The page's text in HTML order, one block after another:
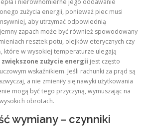
i nierównomierne jego oddawanie
zużycia energii, ponieważ piec musi
aby utrzymać odpowiednią
zapach może być również spowodowany
resztek potu, olejków eterycznych czy
które w wysokiej temperaturze ulegają
zwiększone zużycie energii jest często
wskaźnikiem. Jeśli rachunki za prąd są
a nie zmieniły się nawyki użytkowania
mogą być tego przyczyną, wymuszając na
obrotach.
wymiany – czynniki